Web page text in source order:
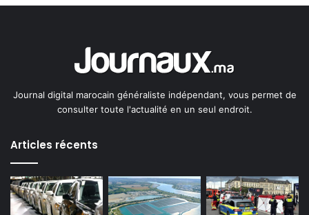
Journal digital marocain généraliste indépendant, vous permet de
consulter toute l'actualité en un seul endroit.
Articles récents